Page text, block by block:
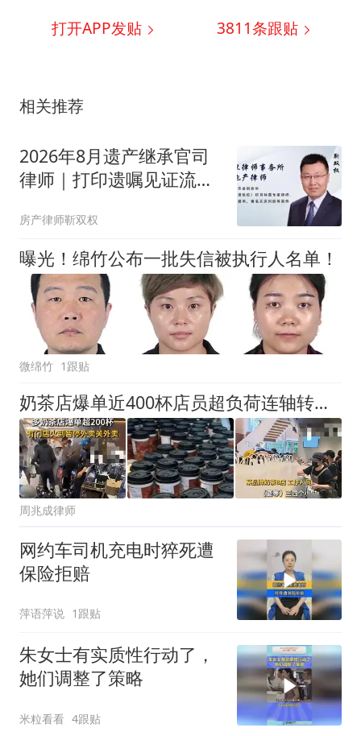
打开APP发贴 3811条跟贴
相关推荐
2026年8月遗产继承官司
律师｜打印遗嘱见证流程
房产律师靳双权
曝光！绵竹公布一批失信被执行人名单！
微绵竹 1跟贴
奶茶店爆单近400杯店员超负荷连轴转，周兆成：营销热度不能突破用工责任！
周兆成律师
网约车司机充电时猝死遭
保险拒赔
萍语萍说 1跟贴
朱女士有实质性行动了，
她们调整了策略
米粒看看 4跟贴